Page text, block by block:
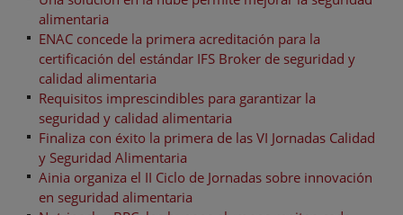
alimentaria
ENAC concede la primera acreditación para la
certificación del estándar IFS Broker de seguridad y
calidad alimentaria
Requisitos imprescindibles para garantizar la
seguridad y calidad alimentaria
Finaliza con éxito la primera de las VI Jornadas Calidad
y Seguridad Alimentaria
Ainia organiza el II Ciclo de Jornadas sobre innovación
en seguridad alimentaria